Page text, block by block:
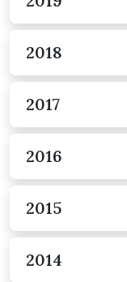
2018
2017
2016
2015
2014